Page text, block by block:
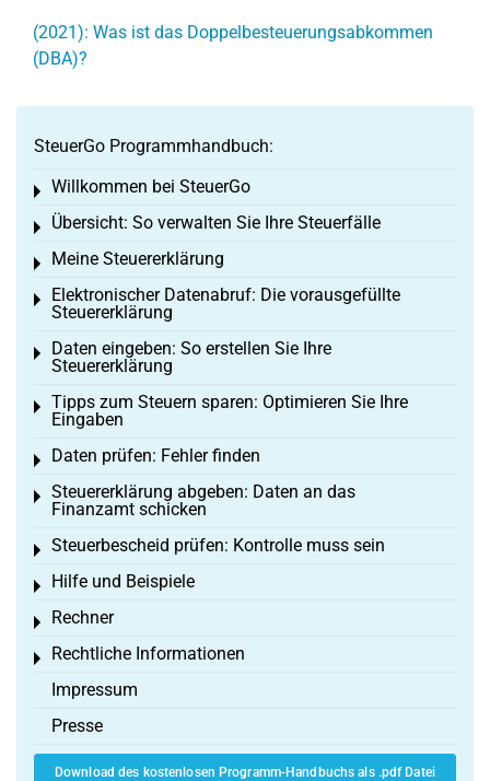
(2021): Was ist das Doppelbesteuerungsabkommen
(DBA)?
SteuerGo Programmhandbuch:
Willkommen bei SteuerGo
Toggle menu
Übersicht: So verwalten Sie Ihre Steuerfälle
Toggle menu
Meine Steuererklärung
Toggle menu
Elektronischer Datenabruf: Die vorausgefüllte
Steuererklärung
Toggle menu
Daten eingeben: So erstellen Sie Ihre
Steuererklärung
Toggle menu
Tipps zum Steuern sparen: Optimieren Sie Ihre
Eingaben
Toggle menu
Daten prüfen: Fehler finden
Toggle menu
Steuererklärung abgeben: Daten an das
Finanzamt schicken
Toggle menu
Steuerbescheid prüfen: Kontrolle muss sein
Toggle menu
Hilfe und Beispiele
Toggle menu
Rechner
Toggle menu
Rechtliche Informationen
Toggle menu
Impressum
Presse
Download des kostenlosen Programm-Handbuchs als .pdf Datei